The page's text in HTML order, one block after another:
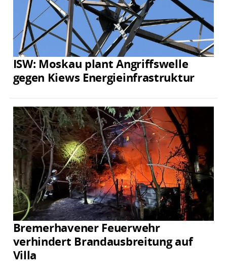
ISW: Moskau plant Angriffswelle
gegen Kiews Energieinfrastruktur
Bremerhavener Feuerwehr
verhindert Brandausbreitung auf
Villa